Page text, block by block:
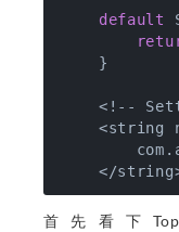
default
    }
<!--
<string
首先看下